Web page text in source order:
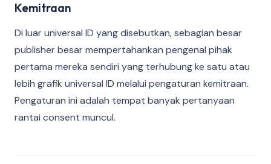
Kemitraan
Di luar universal ID yang disebutkan, sebagian besar
publisher besar mempertahankan pengenal pihak
pertama mereka sendiri yang terhubung ke satu atau
lebih grafik universal ID melalui pengaturan kemitraan.
Pengaturan ini adalah tempat banyak pertanyaan
rantai consent muncul.